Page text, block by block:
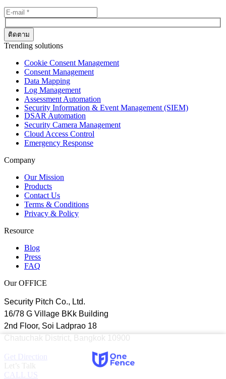
Trending solutions
Cookie Consent Management
Consent Management
Data Mapping
Log Management
Assessment Automation
Security Information & Event Management (SIEM)
DSAR Automation
Security Camera Management
Cloud Access Control
Emergency Response
Company
Our Mission
Products
Contact Us
Terms & Conditions
Privacy & Policy
Resource
Blog
Press
FAQ
Our OFFICE
Security Pitch Co., Ltd.
16/78 G Village BKk Building
2nd Floor, Soi Ladprao 18
Chatuchak District, Bangkok 10900
Get Direction
Let’s Talk
CALL US